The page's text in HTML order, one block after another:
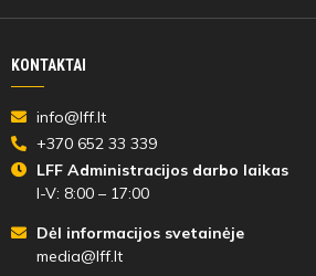
KONTAKTAI
info@lff.lt
+370 652 33 339
LFF Administracijos darbo laikas
I-V: 8:00 – 17:00
Dėl informacijos svetainėje
media@lff.lt